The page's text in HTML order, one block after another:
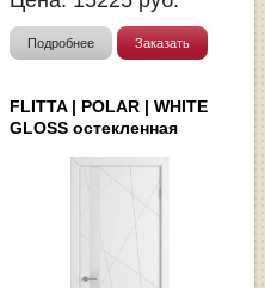
Подробнее Заказать
FLITTA | POLAR | WHITE
GLOSS остекленная